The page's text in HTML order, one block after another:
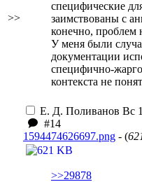
>>
специфические
заимствованы с
конечно, проблем
У меня были
документации
специфично-
контекста не
Е. Д. Поливанов Вс
#14
1594474626697.png - (
>>29878